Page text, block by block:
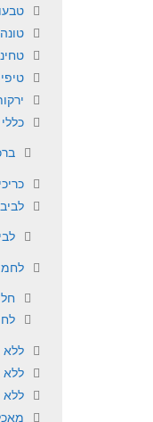
טונה
כללי
ללא
ללא
ללא